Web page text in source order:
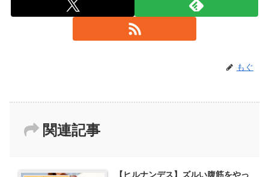
もぐ
関連記事
【ヒルナンデス】ズルい腹筋をやっ